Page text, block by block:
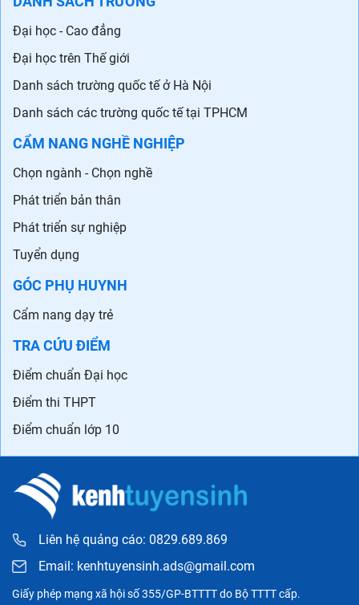
Đại học - Cao đẳng
Đại học trên Thế giới
Danh sách trường quốc tế ở Hà Nội
Danh sách các trường quốc tế tại TPHCM
CẨM NANG NGHỀ NGHIỆP
Chọn ngành - Chọn nghề
Phát triển bản thân
Phát triển sự nghiệp
Tuyển dụng
GÓC PHỤ HUYNH
Cẩm nang dạy trẻ
TRA CỨU ĐIỂM
Điểm chuẩn Đại học
Điểm thi THPT
Điểm chuẩn lớp 10
Liên hệ quảng cáo: 0829.689.869
Email: kenhtuyensinh.ads@gmail.com
Giấy phép mạng xã hội số 355/GP-BTTTT do Bộ TTTT cấp.